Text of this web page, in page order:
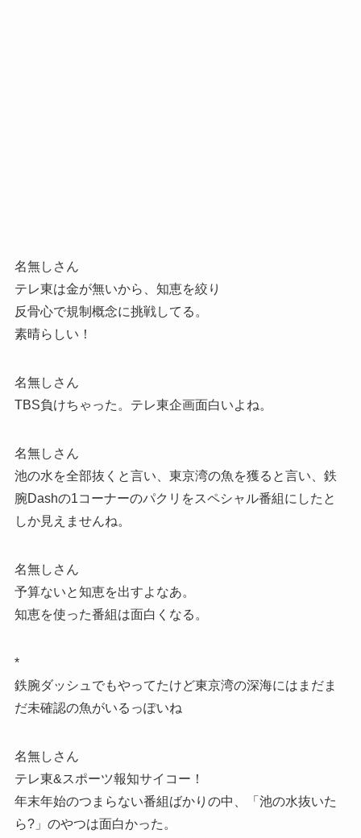
名無しさん
テレ東は金が無いから、知恵を絞り
反骨心で規制概念に挑戦してる。
素晴らしい！
名無しさん
TBS負けちゃった。テレ東企画面白いよね。
名無しさん
池の水を全部抜くと言い、東京湾の魚を獲ると言い、鉄
腕Dashの1コーナーのパクリをスペシャル番組にしたと
しか見えませんね。
名無しさん
予算ないと知恵を出すよなあ。
知恵を使った番組は面白くなる。
*
鉄腕ダッシュでもやってたけど東京湾の深海にはまだま
だ未確認の魚がいるっぽいね
名無しさん
テレ東&スポーツ報知サイコー！
年末年始のつまらない番組ばかりの中、「池の水抜いた
ら?」のやつは面白かった。